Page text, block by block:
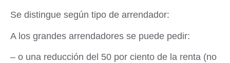
Se distingue según tipo de arrendador:
A los grandes arrendadores se puede pedir:
– o una reducción del 50 por ciento de la renta (no